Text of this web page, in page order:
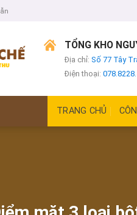
TỔNG KHO
Địa chỉ:Số 77 Tây
Điện thoại:
TRANG CHỦ